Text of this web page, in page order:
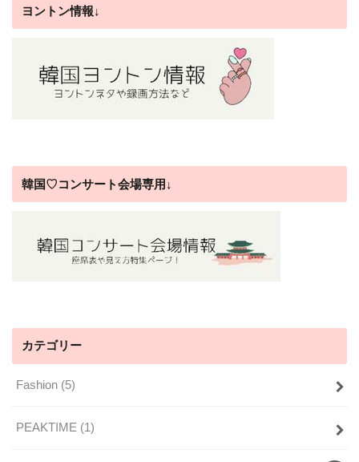
ヨントン情報↓
韓国♡コンサート会場専用↓
カテゴリー
Fashion (5)
PEAKTIME (1)